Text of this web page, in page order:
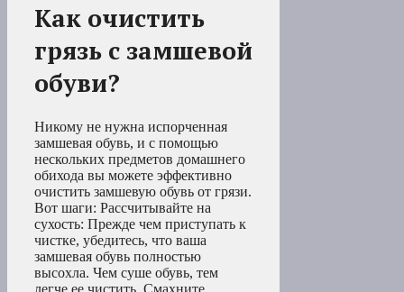
Как очистить
грязь с замшевой
обуви?
Никому не нужна испорченная
замшевая обувь, и с помощью
нескольких предметов домашнего
обихода вы можете эффективно
очистить замшевую обувь от грязи.
Вот шаги: Рассчитывайте на
сухость: Прежде чем приступать к
чистке, убедитесь, что ваша
замшевая обувь полностью
высохла. Чем суше обувь, тем